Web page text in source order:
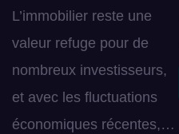
L’immobilier reste une
valeur refuge pour de
nombreux investisseurs,
et avec les fluctuations
économiques récentes,…